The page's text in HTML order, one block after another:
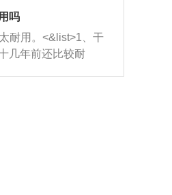
出，就可以让三元
气管堵塞的情况就
、机油粘度。使用
同样会有烧机油现
有很好的流动性，
辆送到修理厂或4s
轴套管防尘罩破
油现象，使半轴磨
容易损坏，产生异
的转向胶套和球头
吗
耐用。<&list>1、干
几年前还比较耐